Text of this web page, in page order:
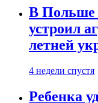
В Польше
устроил
летней
4 недели спустя
Ребенка